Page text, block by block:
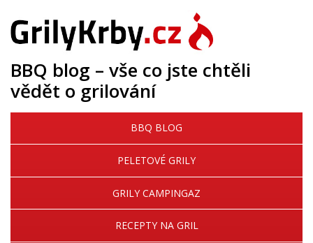
BBQ blog – vše co jste chtěli
vědět o grilování
BBQ BLOG
PELETOVÉ GRILY
GRILY CAMPINGAZ
RECEPTY NA GRIL